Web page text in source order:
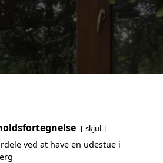
skjul
ved at have en udestue i